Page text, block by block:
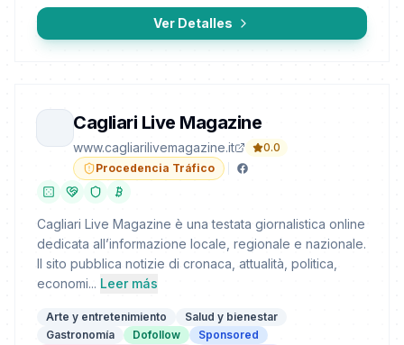
Ver Detalles
Cagliari Live Magazine
www.cagliarilivemagazine.it
0.0
Procedencia Tráfico
Cagliari Live Magazine è una testata giornalistica online
dedicata all’informazione locale, regionale e nazionale.
Il sito pubblica notizie di cronaca, attualità, politica,
economi... Leer más
Arte y entretenimiento
Salud y bienestar
Gastronomía
Dofollow
Sponsored